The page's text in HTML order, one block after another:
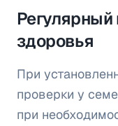
Регулярный
здоровья
При
проверки у
при